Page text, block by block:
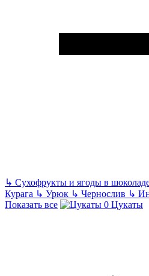
↳ Сухофрукты и ягоды в
Курага ↳ Урюк ↳ Чернослив ↳
Показать все
Цукаты